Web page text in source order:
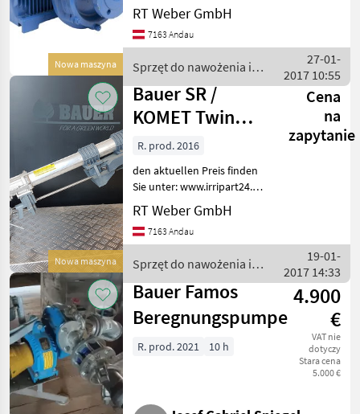
Nowa maszyna
Online Shop irripart24
..........................................................................
Wir vertreiben alle a
RT Weber GmbH
7163 Andau
Sprzęt do nawożenia i
nawadniania / Bauer
27-01-
2017 10:55
Nowa maszyna
Bauer SR /
KOMET Twin
Weitstrahlregner
Cena
na
zapytanie
R. prod. 2016
den aktuellen Preis finden
Sie unter: www.irripart24.eu
KOMET
RT Weber GmbH
7163 Andau
Sprzęt do nawożenia i
nawadniania / Bauer
19-01-
2017 14:33
Bauer Famos
Beregnungspumpe
4.900
€
VAT nie
dotyczy
Stara cena
5.000 €
R. prod. 2021 10 h